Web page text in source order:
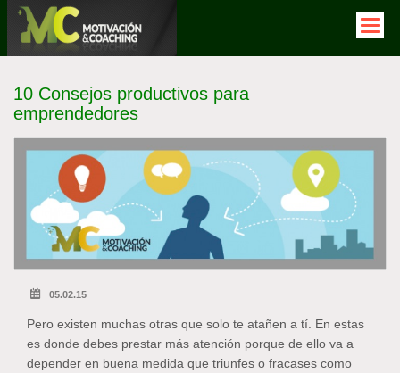
Pasar
contenido
10 Consejos productivos para
emprendedores
05.02.15
Pero existen muchas otras que solo te atañen a tí. En estas
es donde debes prestar más atención porque de ello va a
depender en buena medida que triunfes o fracases como